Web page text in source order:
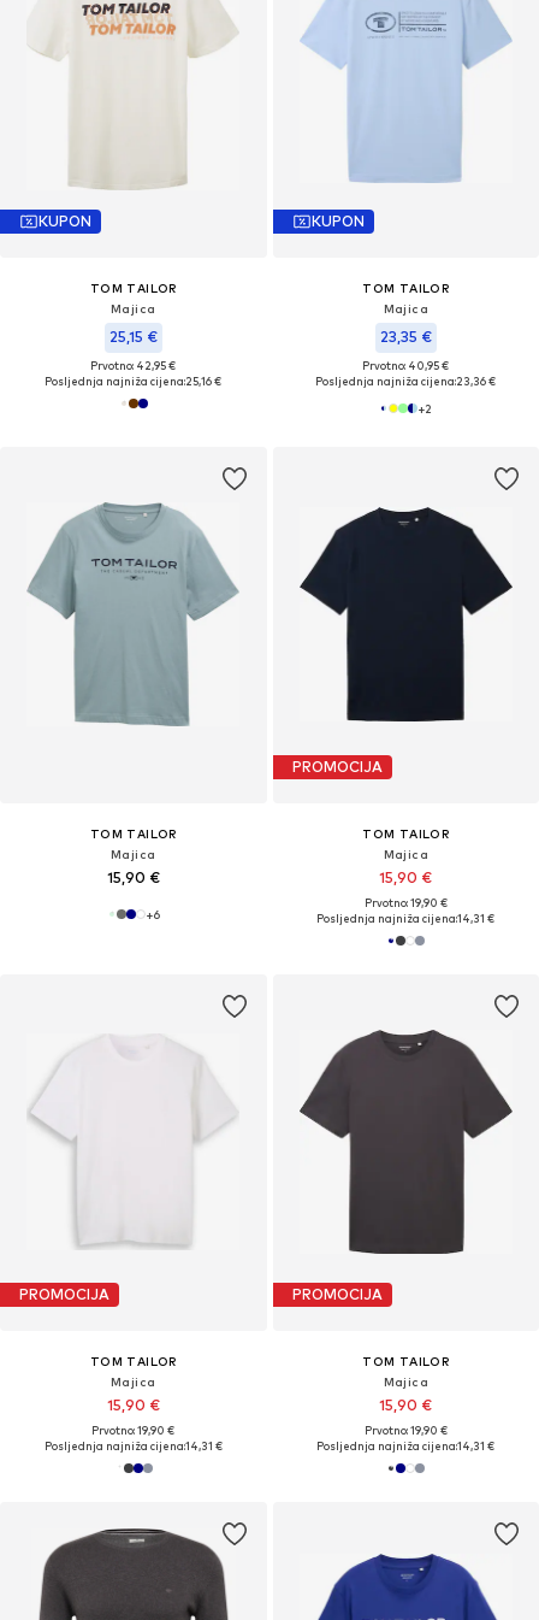
KUPON
TOM TAILOR
Majica
25,15 €
Prvotno: 42,95 €
Posljednja najniža cijena:25,16 €
KUPON
TOM TAILOR
Majica
23,35 €
Prvotno: 40,95 €
Posljednja najniža cijena:23,36 €
+2
TOM TAILOR
Majica
15,90 €
+6
PROMOCIJA
TOM TAILOR
Majica
15,90 €
Prvotno: 19,90 €
Posljednja najniža cijena:14,31 €
PROMOCIJA
TOM TAILOR
Majica
15,90 €
Prvotno: 19,90 €
Posljednja najniža cijena:14,31 €
PROMOCIJA
TOM TAILOR
Majica
15,90 €
Prvotno: 19,90 €
Posljednja najniža cijena:14,31 €